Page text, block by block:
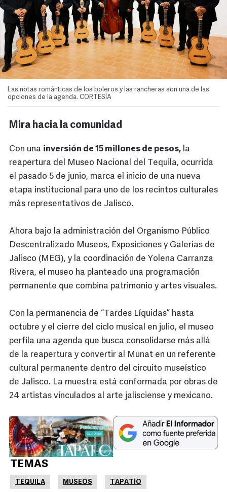
Las notas románticas de los boleros y las rancheras son una de las
opciones de la agenda. CORTESÍA
Mira hacia la comunidad
Con una inversión de 15 millones de pesos, la
reapertura del Museo Nacional del Tequila, ocurrida
el pasado 5 de junio, marca el inicio de una nueva
etapa institucional para uno de los recintos culturales
más representativos de Jalisco.
Ahora bajo la administración del Organismo Público
Descentralizado Museos, Exposiciones y Galerías de
Jalisco (MEG), y la coordinación de Yolena Carranza
Rivera, el museo ha planteado una programación
permanente que combina patrimonio y artes visuales.
Con la permanencia de “Tardes Líquidas” hasta
octubre y el cierre del ciclo musical en julio, el museo
perfila una agenda que busca consolidarse más allá
de la reapertura y convertir al Munat en un referente
cultural permanente dentro del circuito museístico
de Jalisco. La muestra está conformada por obras de
24 artistas vinculados al arte jalisciense y mexicano.
TEMAS
TEQUILA MUSEOS TAPATÍO